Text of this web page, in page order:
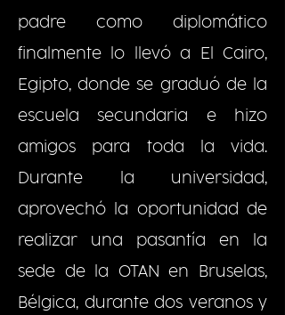
padre como diplomático
finalmente lo llevó a El Cairo,
Egipto, donde se graduó de la
escuela secundaria e hizo
amigos para toda la vida.
Durante la universidad,
aprovechó la oportunidad de
realizar una pasantía en la
sede de la OTAN en Bruselas,
Bélgica, durante dos veranos y